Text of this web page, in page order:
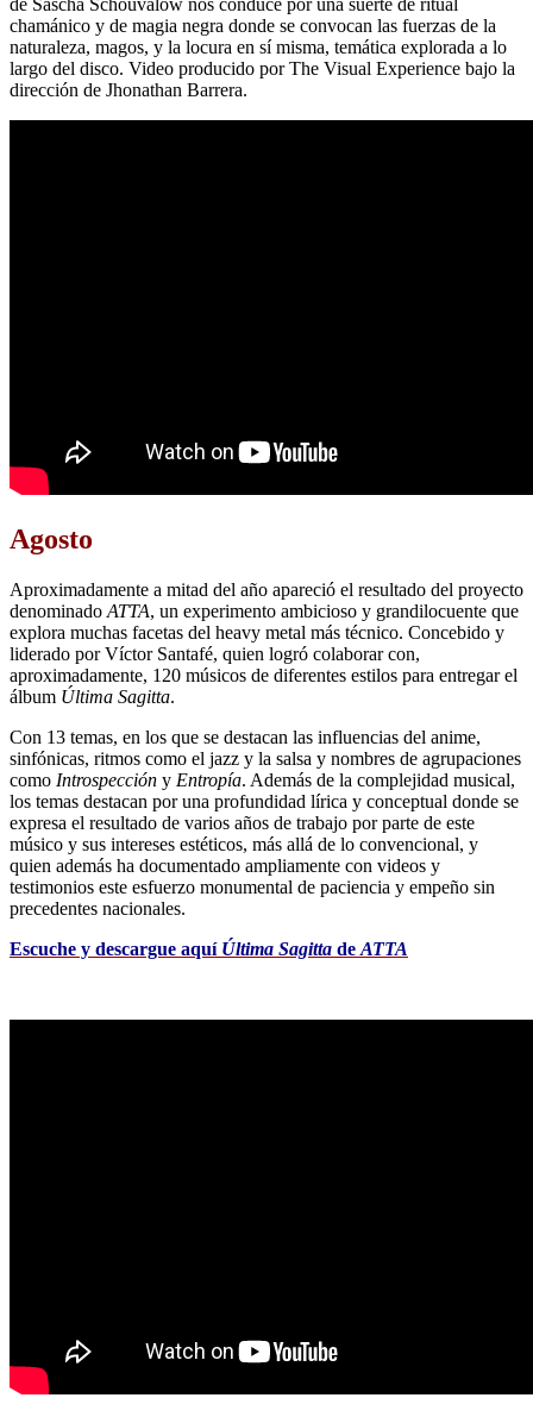
de Sascha Schouválow nos conduce por una suerte de ritual
chamánico y de magia negra donde se convocan las fuerzas de la
naturaleza, magos, y la locura en sí misma, temática explorada a lo
largo del disco. Video producido por The Visual Experience bajo la
dirección de Jhonathan Barrera.
Agosto
Aproximadamente a mitad del año apareció el resultado del proyecto
denominado ATTA, un experimento ambicioso y grandilocuente que
explora muchas facetas del heavy metal más técnico. Concebido y
liderado por Víctor Santafé, quien logró colaborar con,
aproximadamente, 120 músicos de diferentes estilos para entregar el
álbum Última Sagitta.
Con 13 temas, en los que se destacan las influencias del anime,
sinfónicas, ritmos como el jazz y la salsa y nombres de agrupaciones
como Introspección y Entropía. Además de la complejidad musical,
los temas destacan por una profundidad lírica y conceptual donde se
expresa el resultado de varios años de trabajo por parte de este
músico y sus intereses estéticos, más allá de lo convencional, y
quien además ha documentado ampliamente con videos y
testimonios este esfuerzo monumental de paciencia y empeño sin
precedentes nacionales.
Escuche y descargue aquí Última Sagitta de ATTA